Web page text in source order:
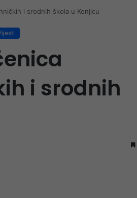
i srodnih škola u Konjicu
i srodnih